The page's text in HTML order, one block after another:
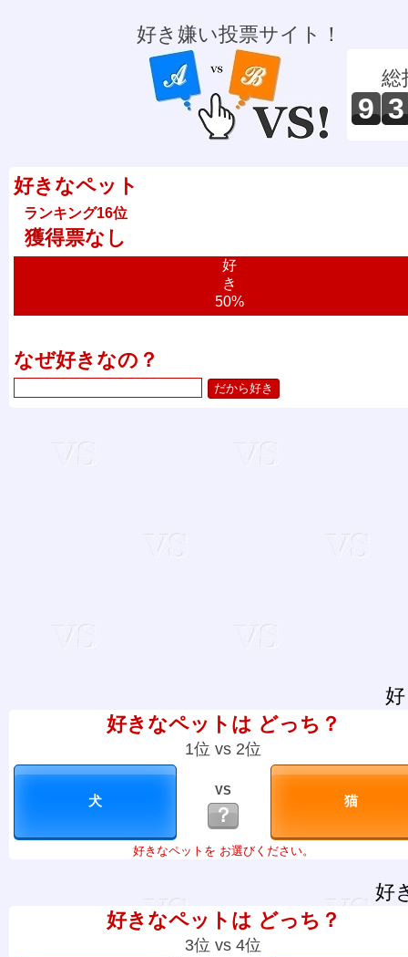
好き嫌い投票サイト！
総
9 3
好きなペット
ランキング16位
獲得票なし
好
き
50%
なぜ好きなの？
好きなペットは どっち？
1位 vs 2位
VS
？
好きなペットを お選びください。
好
好きなペットは どっち？
3位 vs 4位